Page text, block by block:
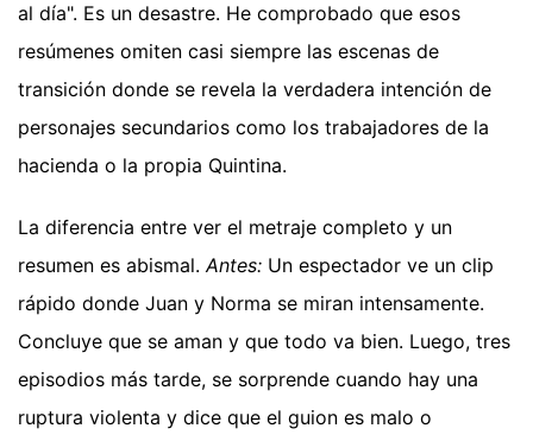
al día". Es un desastre. He comprobado que esos
resúmenes omiten casi siempre las escenas de
transición donde se revela la verdadera intención de
personajes secundarios como los trabajadores de la
hacienda o la propia Quintina.
La diferencia entre ver el metraje completo y un
resumen es abismal. Antes: Un espectador ve un clip
rápido donde Juan y Norma se miran intensamente.
Concluye que se aman y que todo va bien. Luego, tres
episodios más tarde, se sorprende cuando hay una
ruptura violenta y dice que el guion es malo o